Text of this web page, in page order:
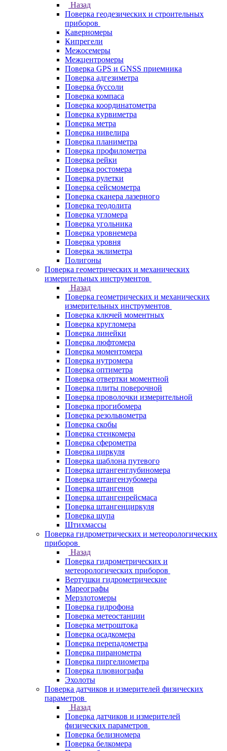
Назад
Поверка геодезических и строительных
приборов
Каверномеры
Кипрегели
Межосемеры
Межцентромеры
Поверка GPS и GNSS приемника
Поверка адгезиметра
Поверка буссоли
Поверка компаса
Поверка координатометра
Поверка курвиметра
Поверка метра
Поверка нивелира
Поверка планиметра
Поверка профилометра
Поверка рейки
Поверка ростомера
Поверка рулетки
Поверка сейсмометра
Поверка сканера лазерного
Поверка теодолита
Поверка угломера
Поверка угольника
Поверка уровнемера
Поверка уровня
Поверка эклиметра
Полигоны
Поверка геометрических и механических
измерительных инструментов
Назад
Поверка геометрических и механических
измерительных инструментов
Поверка ключей моментных
Поверка кругломера
Поверка линейки
Поверка люфтомера
Поверка моментомера
Поверка нутромера
Поверка оптиметра
Поверка отвертки моментной
Поверка плиты поверочной
Поверка проволочки измерительной
Поверка прогибомера
Поверка резольвометра
Поверка скобы
Поверка стенкомера
Поверка сферометра
Поверка циркуля
Поверка шаблона путевого
Поверка штангенглубиномера
Поверка штангензубомера
Поверка штангенов
Поверка штангенрейсмаса
Поверка штангенциркуля
Поверка щупа
Штихмассы
Поверка гидрометрических и метеорологических
приборов
Назад
Поверка гидрометрических и
метеорологических приборов
Вертушки гидрометрические
Мареографы
Мерзлотомеры
Поверка гидрофона
Поверка метеостанции
Поверка метроштока
Поверка осадкомера
Поверка перепадометра
Поверка пиранометра
Поверка пиргелиометра
Поверка плювиографа
Эхолоты
Поверка датчиков и измерителей физических
параметров
Назад
Поверка датчиков и измерителей
физических параметров
Поверка белизномера
Поверка белкомера